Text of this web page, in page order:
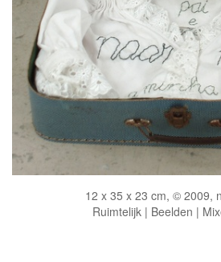
12 x 35 x 23 cm, © 2009,
Ruimtelijk | Beelden |